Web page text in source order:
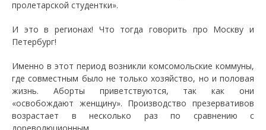
пролетарской студентки».
И это в регионах! Что тогда говорить про Москву и
Петербург!
Именно в этот период возникли комсомольские коммуны,
где совместным было не только хозяйство, но и половая
жизнь. Аборты приветствуются, так как они
«освобождают женщину». Производство презервативов
возрастает в несколько раз по сравнению с